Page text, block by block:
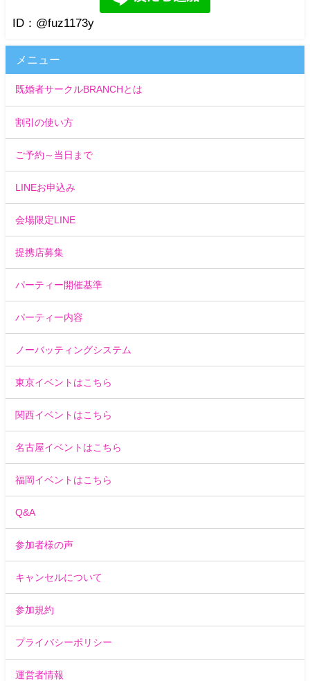
ID：@fuz1173y
メニュー
既婚者サークルBRANCHとは
割引の使い方
ご予約～当日まで
LINEお申込み
会場限定LINE
提携店募集
パーティー開催基準
パーティー内容
ノーバッティングシステム
東京イベントはこちら
関西イベントはこちら
名古屋イベントはこちら
福岡イベントはこちら
Q&A
参加者様の声
キャンセルについて
参加規約
プライバシーポリシー
運営者情報